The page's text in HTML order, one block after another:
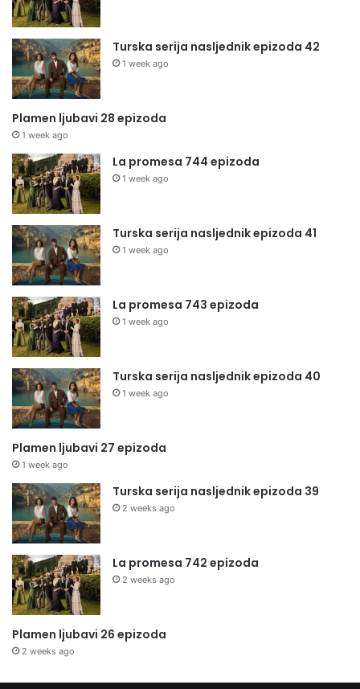
Turska serija nasljednik epizoda 42
1 week ago
Plamen ljubavi 28 epizoda
1 week ago
La promesa 744 epizoda
1 week ago
Turska serija nasljednik epizoda 41
1 week ago
La promesa 743 epizoda
1 week ago
Turska serija nasljednik epizoda 40
1 week ago
Plamen ljubavi 27 epizoda
1 week ago
Turska serija nasljednik epizoda 39
2 weeks ago
La promesa 742 epizoda
2 weeks ago
Plamen ljubavi 26 epizoda
2 weeks ago